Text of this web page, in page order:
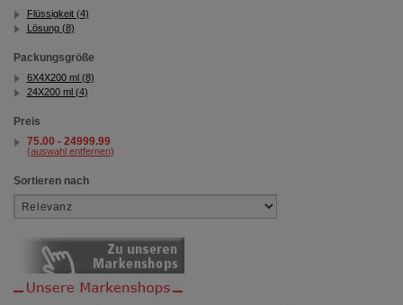
Flüssigkeit (4)
Lösung (8)
Packungsgröße
6X4X200 ml (8)
24X200 ml (4)
Preis
75.00 - 24999.99
(auswahl entfernen)
Sortieren nach